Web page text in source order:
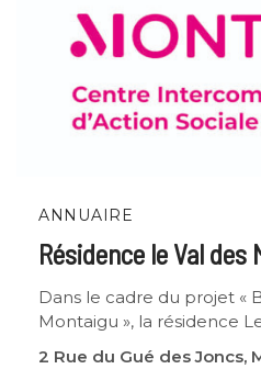
ANNUAIRE
Résidence le Val des
Dans le cadre du projet «
Montaigu », la résidence
2 Rue du Gué des Joncs,